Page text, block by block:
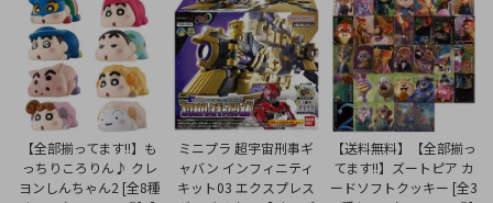
【全部揃ってます!!】も
っちりころりん♪ クレ
ヨンしんちゃん2 [全8種
ミニプラ 超宇宙刑事ギ
ャバン インフィニティ
キット03 エクスプレス
【送料無料】【全部揃っ
てます!!】ズートピア カ
ードソフトクッキー [全3